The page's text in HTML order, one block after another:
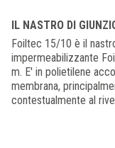
IL NASTRO DI
Foiltec 15/10 è il
impermeabilizzante
m. E' in polietilene
membrana,
contestualmente al
elevata elasticità,